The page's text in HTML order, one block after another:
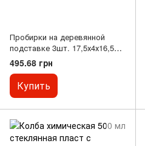
Пробирки на деревянной
подставке 3шт. 17,5х4х16,5
см. вишневый
495.68 грн
Купить